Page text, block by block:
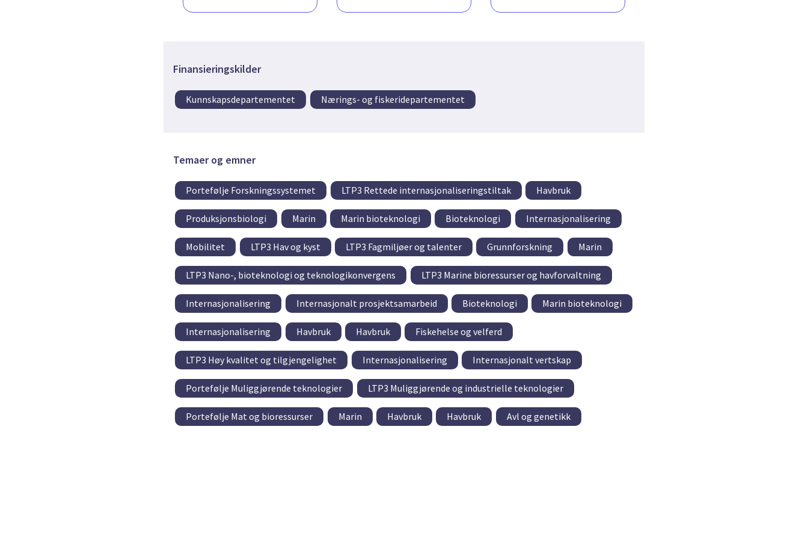
Finansieringskilder
Kunnskapsdepartementet Nærings- og fiskeridepartementet
Temaer og emner
Portefølje Forskningssystemet LTP3 Rettede internasjonaliseringstiltak Havbruk
Produksjonsbiologi Marin Marin bioteknologi Bioteknologi Internasjonalisering
Mobilitet LTP3 Hav og kyst LTP3 Fagmiljøer og talenter Grunnforskning Marin
LTP3 Nano-, bioteknologi og teknologikonvergens LTP3 Marine bioressurser og havforvaltning
Internasjonalisering Internasjonalt prosjektsamarbeid Bioteknologi Marin bioteknologi
Internasjonalisering Havbruk Havbruk Fiskehelse og velferd
LTP3 Høy kvalitet og tilgjengelighet Internasjonalisering Internasjonalt vertskap
Portefølje Muliggjørende teknologier LTP3 Muliggjørende og industrielle teknologier
Portefølje Mat og bioressurser Marin Havbruk Havbruk Avl og genetikk